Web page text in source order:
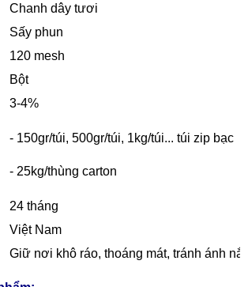
Chanh dây tươi
Sấy phun
120 mesh
Bột
3-4%
- 150gr/túi, 500gr/túi, 1kg/túi... túi zip bạc
- 25kg/thùng carton
24 tháng
Việt Nam
Giữ nơi khô ráo, thoáng mát, tránh ánh